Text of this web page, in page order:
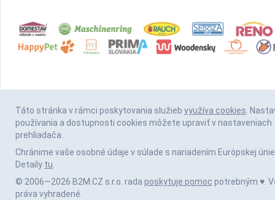
Táto stránka v rámci poskytovania služieb využíva cookies.
používania a dostupnosti cookies môžete upraviť v nastaveniach
prehliadača.
Chránime vaše osobné údaje v súlade s nariadením Európskej únie
Detaily tu.
© 2006—2026 B2M.CZ s.r.o. rada poskytuje pomoc potrebným ♥️.
práva vyhradené.